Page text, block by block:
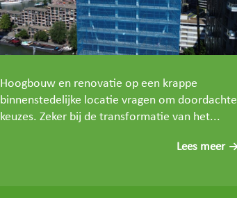
Hoogbouw en renovatie op een krappe
binnenstedelijke locatie vragen om doordachte
keuzes. Zeker bij de transformatie van het...
Lees meer